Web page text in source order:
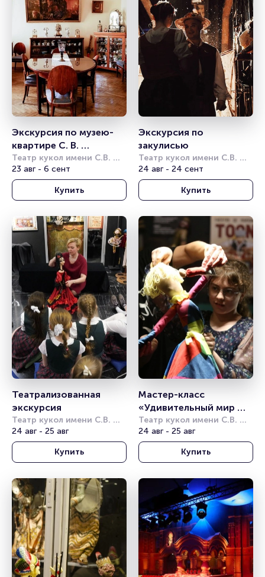
Экскурсия по музею-
квартире С. В.
Образцова
Театр кукол имени С.В.
Образцова
23 авг - 6 сент
Купить
Экскурсия по
закулисью
Театр кукол имени С.В.
Образцова
24 авг - 24 сент
Купить
Театрализованная
экскурсия
Театр кукол имени С.В.
Образцова
24 авг - 25 авг
Купить
Мастер-класс
«Удивительный мир
театральной куклы»
Театр кукол имени С.В.
Образцова
24 авг - 25 авг
Купить